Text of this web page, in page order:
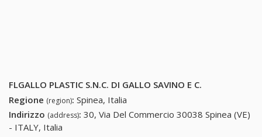
FLGALLO PLASTIC S.N.C. DI GALLO SAVINO E C.
Regione (region): Spinea, Italia
Indirizzo (address): 30, Via Del Commercio 30038 Spinea (VE)
- ITALY, Italia